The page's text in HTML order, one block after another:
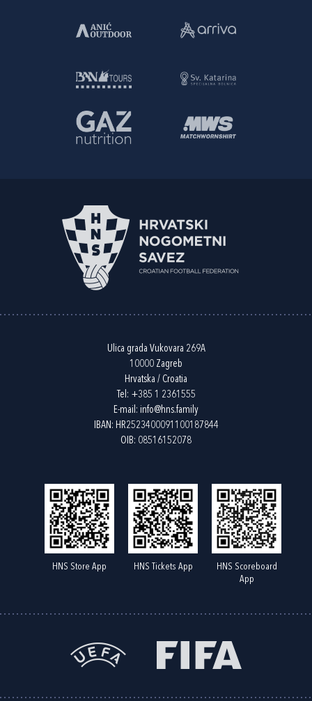
Ulica grada Vukovara 269A
10000 Zagreb
Hrvatska / Croatia
Tel: +385 1 2361555
E-mail: info@hns.family
IBAN: HR2523400091100187844
OIB: 08516152078
HNS Store App HNS Tickets App
HNS Scoreboard
App